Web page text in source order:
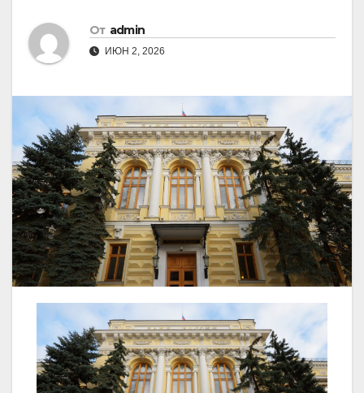
От admin
ИЮН 2, 2026